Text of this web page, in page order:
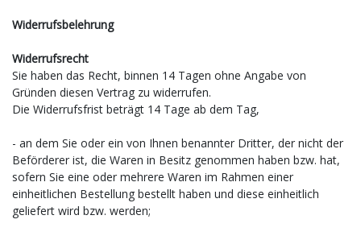
Widerrufsbelehrung
Widerrufsrecht
Sie haben das Recht, binnen 14 Tagen ohne Angabe von
Gründen diesen Vertrag zu widerrufen.
Die Widerrufsfrist beträgt 14 Tage ab dem Tag,
- an dem Sie oder ein von Ihnen benannter Dritter, der nicht der
Beförderer ist, die Waren in Besitz genommen haben bzw. hat,
sofern Sie eine oder mehrere Waren im Rahmen einer
einheitlichen Bestellung bestellt haben und diese einheitlich
geliefert wird bzw. werden;